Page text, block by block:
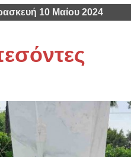
10 Μαίου 2024